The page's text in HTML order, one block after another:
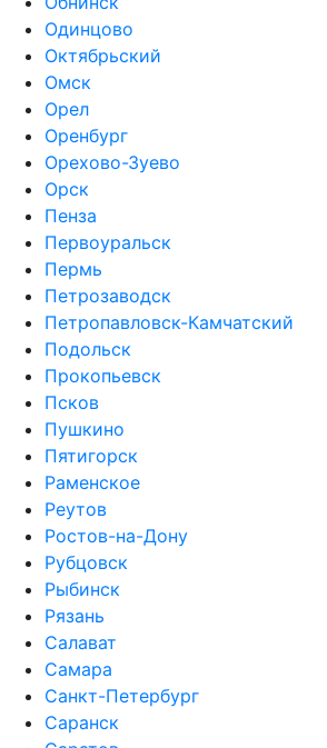
Одинцово
Октябрьский
Омск
Орел
Оренбург
Орехово-Зуево
Орск
Пенза
Первоуральск
Пермь
Петрозаводск
Петропавловск-Камчатский
Подольск
Прокопьевск
Псков
Пушкино
Пятигорск
Раменское
Реутов
Ростов-на-Дону
Рубцовск
Рыбинск
Рязань
Салават
Самара
Санкт-Петербург
Саранск